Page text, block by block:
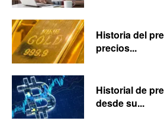
Historia del
precios...
Historial de
desde su...